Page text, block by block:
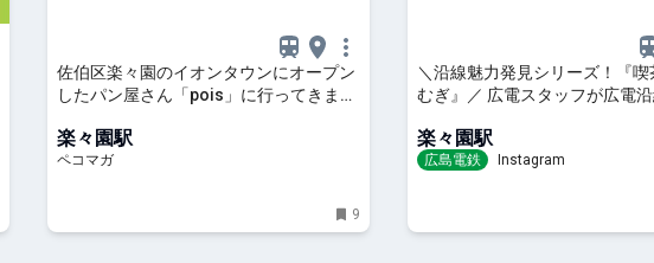
佐伯区楽々園のイオンタウンにオープン
したパン屋さん「pois」に行ってきまし
楽々園駅
ペコマガ
9
＼沿線魅力発見シリーズ！『
むぎ』／ 広電スタッフが広電
力発見シリーズ」☆彡
楽々園駅
広島電鉄 Instagram